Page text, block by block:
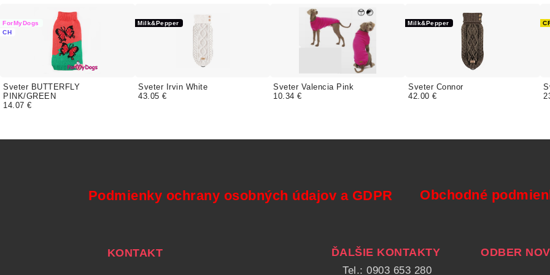
Sveter BUTTERFLY
PINK/GREEN
ForMyDogs
CH
14.07 €
Sveter Irvin White
Milk&Pepper
43.05 €
Sveter Valencia Pink
10.34 €
Sveter Connor
Milk&Pepper
42.00 €
Podmienky ochrany osobných údajov a GDPR Obchodné
KONTAKT ĎALŠIE KONTAKTY
Tel.: 0903 653 280
ODBER